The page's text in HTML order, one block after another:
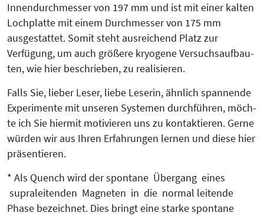
Innendurchmes­ser von 197 mm und ist mit einer kalten
Lochplatte mit einem Durchmesser von 175 mm
ausgestattet. Somit steht ausreichend Platz zur
Verfügung, um auch größere kryogene Ver­suchs­auf­bau­
ten, wie hier beschrieben, zu realisieren.
Falls Sie, lieber Leser, liebe Leserin, ähnlich spannende
Experimente mit unseren Sys­temen durchführen, möch­­
te ich Sie hiermit motivieren uns zu kontaktieren. Gerne
würden wir aus Ihren Erfahrungen lernen und diese hier
präsentieren.
* Als Quench wird der sponta­ne Über­gang eines
supraleitenden Mag­ne­­ten in die normal leitende
Phase bezeichnet. Dies bringt eine star­ke spontane